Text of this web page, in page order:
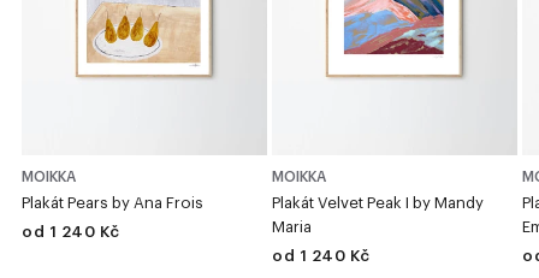
MOIKKA
Plakát Pears by Ana Frois
od 1 240 Kč
MOIKKA
Plakát Velvet Peak I by Mandy
Maria
od 1 240 Kč